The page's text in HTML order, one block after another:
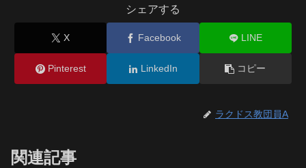
シェアする
X Facebook LINE
Pinterest LinkedIn コピー
ラクドス教団員A
関連記事